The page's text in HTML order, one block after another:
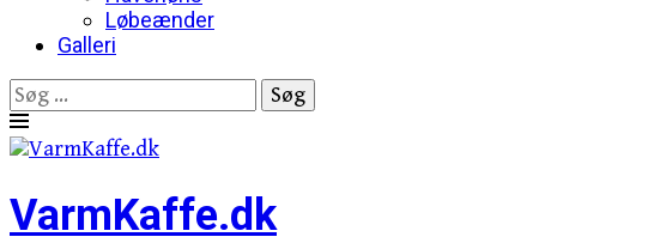
Løbeænder
Galleri
Søg
efter:
Skip
content
VarmKaffe.dk